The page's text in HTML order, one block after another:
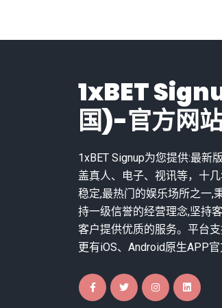
1xBET
国)-官方网
1xBET Signup为您提供:最新
盖真人、电子、视讯等，十
稳定,最热门的娱乐场所之一,
持一级信誉的经营理念,坚持
客户提供优质的服务。平台
更有iOS、Android原生APP官